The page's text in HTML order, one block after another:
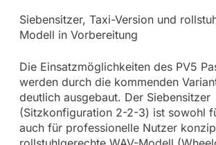
Siebensitzer, Taxi-Version und
Modell in Vorbereitung
Die Einsatzmöglichkeiten des PV5
werden durch die kommenden
deutlich ausgebaut. Der Siebensitzer
(Sitzkonfiguration 2-2-3) ist sowohl
auch für professionelle Nutzer